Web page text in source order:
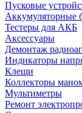
Пусковые
Аккумуляторные
Тестеры для АКБ
Аксессуары
Демонтаж
Индикаторы
Клещи
Коллекторы
Мультиметры
Ремонт